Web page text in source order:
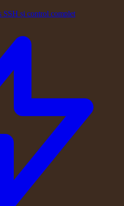
SSH și control complet